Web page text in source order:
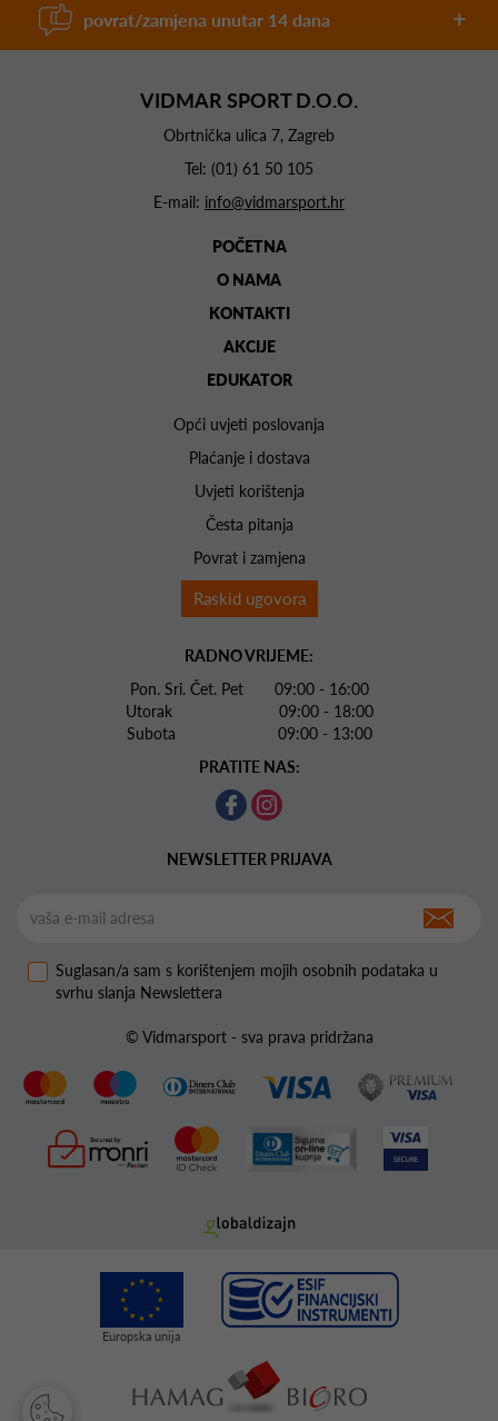
povrat/zamjena unutar 14 dana
VIDMAR SPORT D.O.O.
Obrtnička ulica 7, Zagreb
Tel: (01) 61 50 105
E-mail: info@vidmarsport.hr
POČETNA
O NAMA
KONTAKTI
AKCIJE
EDUKATOR
Opći uvjeti poslovanja
Plaćanje i dostava
Uvjeti korištenja
Česta pitanja
Povrat i zamjena
Raskid ugovora
RADNO VRIJEME:
Pon. Sri. Čet. Pet 09:00 - 16:00
Utorak 09:00 - 18:00
Subota 09:00 - 13:00
PRATITE NAS:
NEWSLETTER PRIJAVA
Suglasan/a sam s korištenjem mojih osobnih podataka u
svrhu slanja Newslettera
© Vidmarsport - sva prava pridržana